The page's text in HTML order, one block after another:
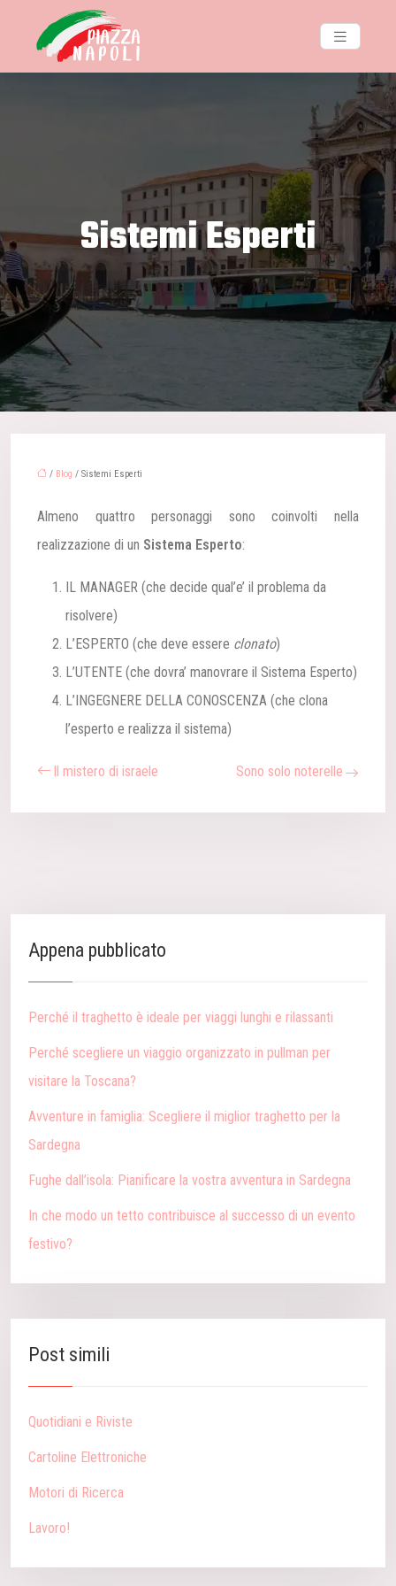
Sistemi Esperti
/ Blog / Sistemi Esperti
Almeno quattro personaggi sono coinvolti nella
realizzazione di un Sistema Esperto:
IL MANAGER (che decide qual’e’ il problema da
risolvere)
L’ESPERTO (che deve essere clonato)
L’UTENTE (che dovra’ manovrare il Sistema Esperto)
L’INGEGNERE DELLA CONOSCENZA (che clona
l’esperto e realizza il sistema)
Il mistero di israele Sono solo noterelle
Appena pubblicato
Perché il traghetto è ideale per viaggi lunghi e rilassanti
Perché scegliere un viaggio organizzato in pullman per
visitare la Toscana?
Avventure in famiglia: Scegliere il miglior traghetto per la
Sardegna
Fughe dall’isola: Pianificare la vostra avventura in Sardegna
In che modo un tetto contribuisce al successo di un evento
festivo?
Post simili
Quotidiani e Riviste
Cartoline Elettroniche
Motori di Ricerca
Lavoro!